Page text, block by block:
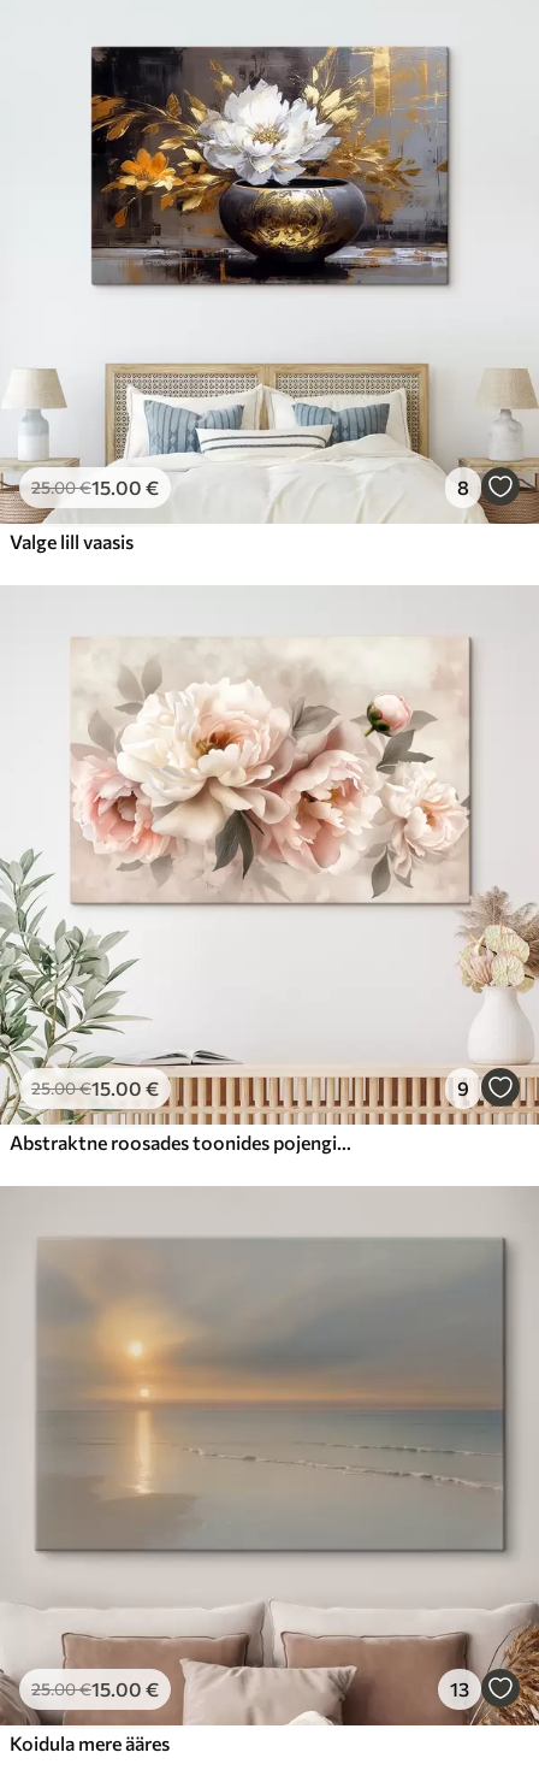
25.00€15.00 € 8
Valge lill vaasis
25.00€15.00 € 9
Abstraktne roosades toonides pojengide kimp
25.00€15.00 € 13
Koidula mere ääres